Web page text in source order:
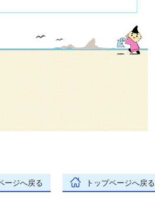
ージへ戻る トップページへ戻る